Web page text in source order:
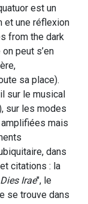
est un
et une réflexion
from the dark
peut s’en
sa place).
sur le musical
sur les modes
mais
dans
citations : la
Dies Irae", le
se trouve dans